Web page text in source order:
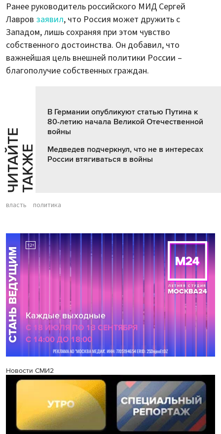
Ранее руководитель российского МИД Сергей
Лавров заявил, что Россия может дружить с
Западом, лишь сохраняя при этом чувство
собственного достоинства. Он добавил, что
важнейшая цель внешней политики России –
благополучие собственных граждан.
Ч
И
Т
АЙ
Т
Е
Т
А
К
ЖЕ
В Германии опубликуют статью Путина к
80-летию начала Великой Отечественной
войны
Медведев подчеркнул, что не в интересах
России втягиваться в войны
власть политика
Новости СМИ2